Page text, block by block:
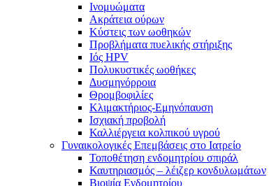
Ινομυώματα
Ακράτεια ούρων
Κύστεις των ωοθηκών
Προβλήματα πυελικής στήριξης
Ιός HPV
Πολυκυστικές ωοθήκες
Δυσμηνόρροια
Θρομβοφιλίες
Κλιμακτήριος-Εμηνόπαυση
Ισχιακή προβολή
Καλλιέργεια κολπικού υγρού
Γυναικολογικές Επεμβάσεις στο Ιατρείο
Τοποθέτηση ενδομητρίου σπιράλ
Καυτηριασμός – λέιζερ κονδυλωμάτων
Βιοψία Ενδομητρίου